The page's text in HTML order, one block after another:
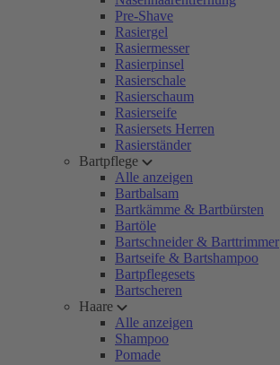
Pre-Shave
Rasiergel
Rasiermesser
Rasierpinsel
Rasierschale
Rasierschaum
Rasierseife
Rasiersets Herren
Rasierständer
Bartpflege
Alle anzeigen
Bartbalsam
Bartkämme & Bartbürsten
Bartöle
Bartschneider & Barttrimmer
Bartseife & Bartshampoo
Bartpflegesets
Bartscheren
Haare
Alle anzeigen
Shampoo
Pomade